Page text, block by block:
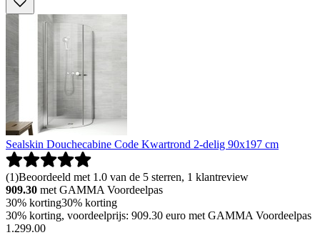
Sealskin Douchecabine Code Kwartrond 2-delig 90x197 cm
(1)Beoordeeld met 1.0 van de 5 sterren, 1 klantreview
909.30 met GAMMA Voordeelpas
30% korting30% korting
30% korting, voordeelprijs: 909.30 euro met GAMMA Voordeelpas
1 .299.00